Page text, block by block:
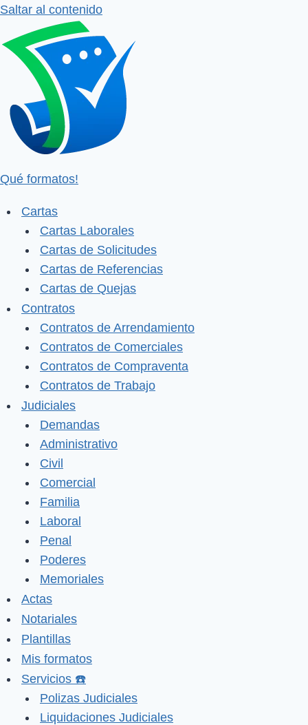
Saltar al contenido
Qué formatos!
Cartas
Cartas Laborales
Cartas de Solicitudes
Cartas de Referencias
Cartas de Quejas
Contratos
Contratos de Arrendamiento
Contratos de Comerciales
Contratos de Compraventa
Contratos de Trabajo
Judiciales
Demandas
Administrativo
Civil
Comercial
Familia
Laboral
Penal
Poderes
Memoriales
Actas
Notariales
Plantillas
Mis formatos
Servicios ☎️
Polizas Judiciales
Liquidaciones Judiciales